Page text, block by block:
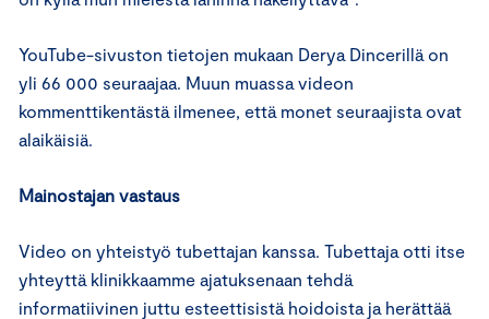
YouTube-sivuston tietojen mukaan Derya Dincerillä on
yli 66 000 seuraajaa. Muun muassa videon
kommenttikentästä ilmenee, että monet seuraajista ovat
alaikäisiä.
Mainostajan vastaus
Video on yhteistyö tubettajan kanssa. Tubettaja otti itse
yhteyttä klinikkaamme ajatuksenaan tehdä
informatiivinen juttu esteettisistä hoidoista ja herättää